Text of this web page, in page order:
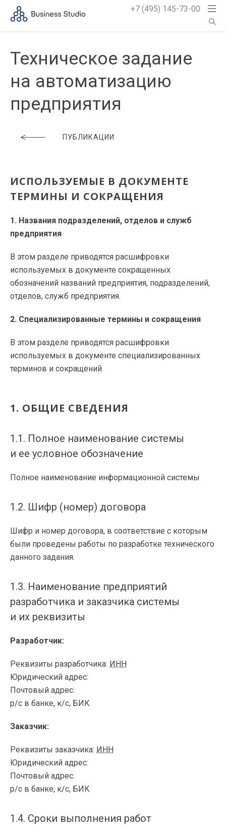
+7 (495) 145-73-00
Техническое задание
на автоматизацию
предприятия
ПУБЛИКАЦИИ
ИСПОЛЬЗУЕМЫЕ В ДОКУМЕНТЕ
ТЕРМИНЫ И СОКРАЩЕНИЯ
1. Названия подразделений, отделов и служб
предприятия
В этом разделе приводятся расшифровки
используемых в документе сокращенных
обозначений названий предприятия, подразделений,
отделов, служб предприятия.
2. Специализированные термины и сокращения
В этом разделе приводятся расшифровки
используемых в документе специализированных
терминов и сокращений.
1. ОБЩИЕ СВЕДЕНИЯ
1.1. Полное наименование системы
и ее условное обозначение
Полное наименование информационной системы
1.2. Шифр (номер) договора
Шифр и номер договора, в соответствие с которым
были проведены работы по разработке технического
данного задания.
1.3. Наименование предприятий
разработчика и заказчика системы
и их реквизиты
Разработчик:
Реквизиты разработчика: ИНН
Юридический адрес:
Почтовый адрес:
р/с в банке, к/с, БИК
Заказчик:
Реквизиты заказчика: ИНН
Юридический адрес:
Почтовый адрес:
р/с в банке, к/с, БИК
1.4. Сроки выполнения работ